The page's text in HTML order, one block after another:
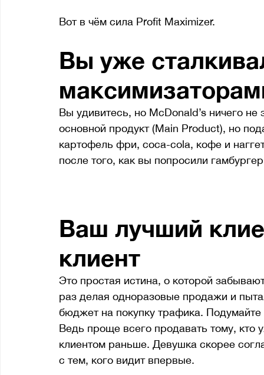
Вот в чём сила Profit Maximizer.
Вы уже
Вы удивитесь, но McDonald’s ничего
основной продукт (Main Product), но
картофель фри, coca-cola, кофе и
после того, как вы попросили
Ваш лучший
клиент
Это простая истина, о которой
раз делая одноразовые продажи и
бюджет на покупку трафика.
Ведь проще всего продавать тому,
клиентом раньше. Девушка скорее
с тем, кого видит впервые.